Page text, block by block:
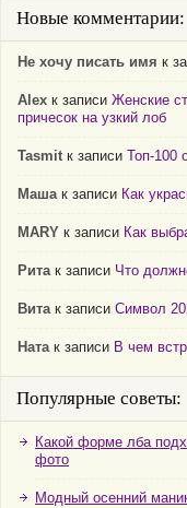
Новые комментарии:
Не хочу писать имя к
Alex к записи Женские
причесок на узкий лоб
Tasmit к записи Топ-100
Машак записи Как
MARY к записи Как
Ритак записи Что
Витак записи Символ
Натак записи В чем
Популярные советы:
Какой форме лба
фото
Модный осенний